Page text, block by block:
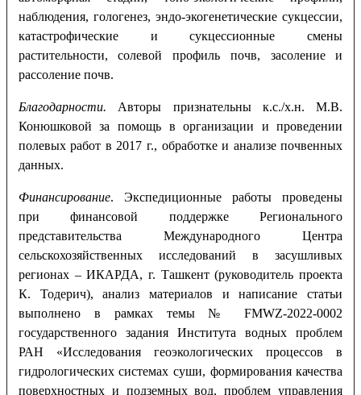
наблюдения, гологенез, эндо-экогенетические сукцессии,
катастрофические и сукцессионные смены
растительности, солевой профиль почв, засоление и
рассоление почв.
Благодарности. Авторы признательны к.с./х.н. М.В.
Конюшковой за помощь в организации и проведении
полевых работ в 2017 г., обработке и анализе почвенных
данных.
Финансирование. Экспедиционные работы проведены
при финансовой поддержке Регионального
представительства Международного Центра
сельскохозяйственных исследований в засушливых
регионах – ИКАРДА, г. Ташкент (руководитель проекта
К. Тодерич), анализ материалов и написание статьи
выполнено в рамках темы № FMWZ-2022-0002
государственного задания Института водных проблем
РАН «Исследования геоэкологических процессов в
гидрологических системах суши, формирования качества
поверхностных и подземных вод, проблем управления